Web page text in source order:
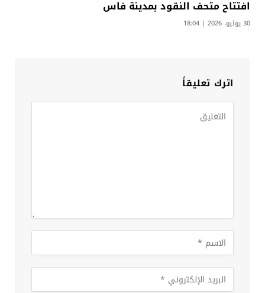
افتتاح متحف النقود بمدينة فاس
30 يوليو، 2026 | 18:04
اترك تعليقاً